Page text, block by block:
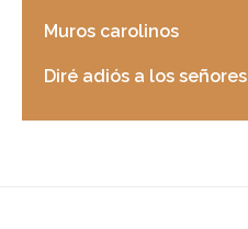
Muros carolinos
Diré adiós a los señores